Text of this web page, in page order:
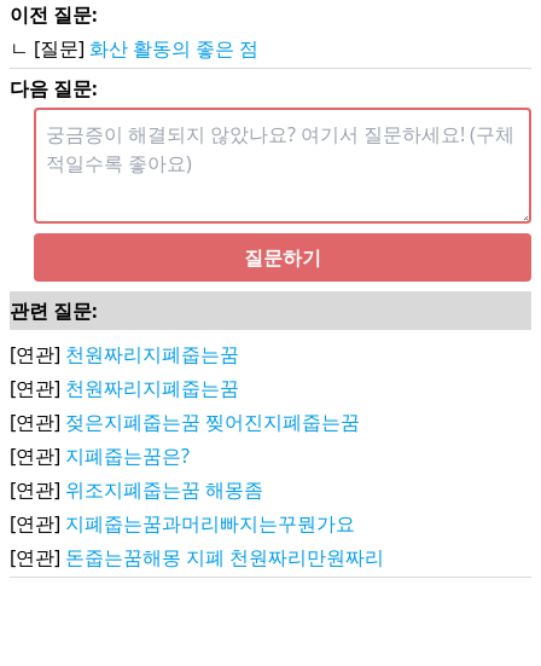
이전 질문:
ㄴ [질문] 화산 활동의 좋은 점
다음 질문:
질문하기
관련 질문:
[연관] 천원짜리지폐줍는꿈
[연관] 천원짜리지폐줍는꿈
[연관] 젖은지폐줍는꿈 찢어진지폐줍는꿈
[연관] 지폐줍는꿈은?
[연관] 위조지폐줍는꿈 해몽좀
[연관] 지폐줍는꿈과머리빠지는꾸뭔가요
[연관] 돈줍는꿈해몽 지폐 천원짜리만원짜리